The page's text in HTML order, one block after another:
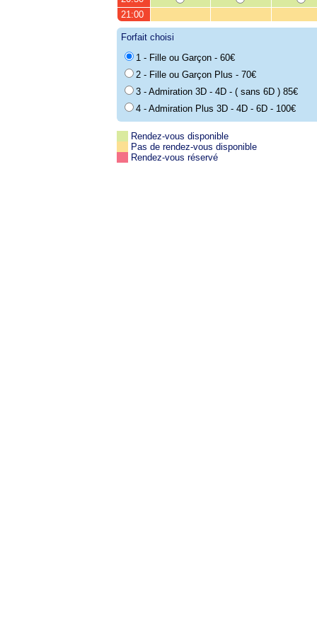
21:00
Forfait choisi
1 - Fille ou Garçon - 60€
2 - Fille ou Garçon Plus - 70€
3 - Admiration 3D - 4D - ( sans 6D ) 85€
4 - Admiration Plus 3D - 4D - 6D - 100€
Rendez-vous disponible
Pas de rendez-vous disponible
Rendez-vous réservé